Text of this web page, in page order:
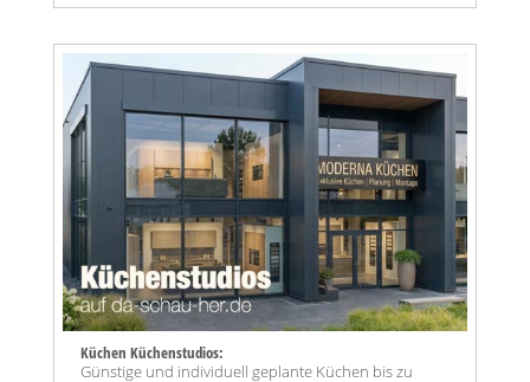
Küchen Küchenstudios:
Günstige und individuell geplante Küchen bis zu